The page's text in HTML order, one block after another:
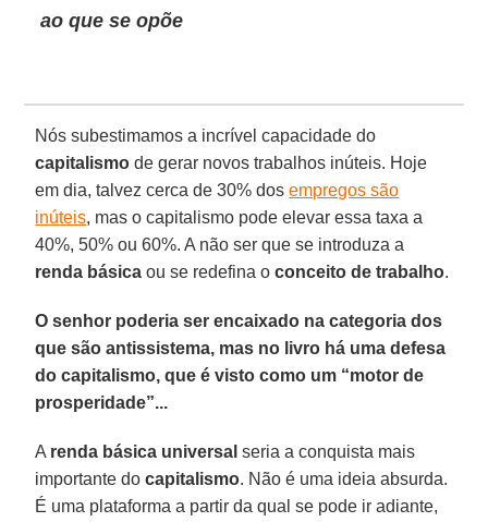
ao que se opõe
Nós subestimamos a incrível capacidade do
capitalismo de gerar novos trabalhos inúteis. Hoje
em dia, talvez cerca de 30% dosempregos são
inúteis, mas o capitalismo pode elevar essa taxa a
40%, 50% ou 60%. A não ser que se introduza a
renda básica ou se redefina oconceito de trabalho.
O senhor poderia ser encaixado na categoria dos
que são antissistema, mas no livro há uma defesa
do capitalismo, que é visto como um “motor de
prosperidade”...
A renda básica universal seria a conquista mais
importante docapitalismo. Não é uma ideia absurda.
É uma plataforma a partir da qual se pode ir adiante,